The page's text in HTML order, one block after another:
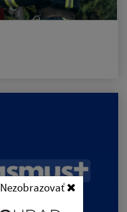
Nezobrazovať